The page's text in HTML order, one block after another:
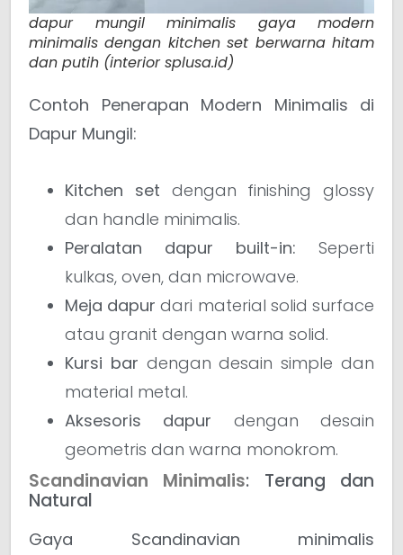
dapur mungil minimalis gaya modern
minimalis dengan kitchen set berwarna hitam
dan putih (interior splusa.id)
Contoh Penerapan Modern Minimalis di
Dapur Mungil:
Kitchen set dengan finishing glossy
dan handle minimalis.
Peralatan dapur built-in: Seperti
kulkas, oven, dan microwave.
Meja dapur dari material solid surface
atau granit dengan warna solid.
Kursi bar dengan desain simple dan
material metal.
Aksesoris dapur dengan desain
geometris dan warna monokrom.
Scandinavian Minimalis: Terang dan
Natural
Gaya Scandinavian minimalis